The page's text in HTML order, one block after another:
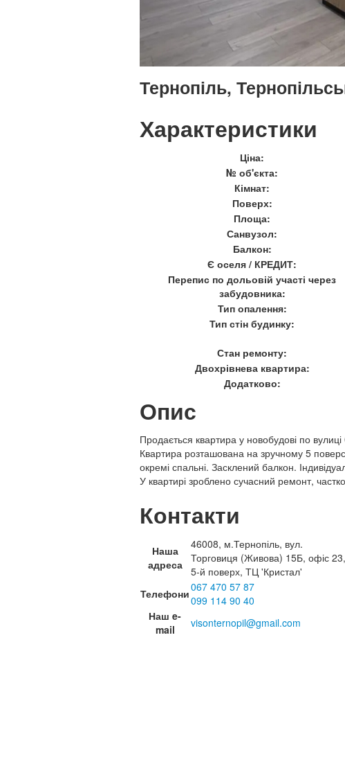
Тернопіль,
Характеристики
Ціна:
№ об'єкта:
Кімнат:
Поверх:
Площа:
Санвузол:
Балкон:
Є оселя / КРЕДИТ:
Перепис по дольовій участі через
забудовника:
Тип опалення:
Тип стін будинку:
Стан ремонту:
Двохрівнева квартира:
Додатково:
Опис
Продається квартира у новобудові по
Квартира розташована на зручному 5
окремі спальні. Засклений балкон.
У квартирі зроблено сучасний ремонт,
Контакти
Наша
адреса
46008, м.Тернопіль, вул.
Торговиця (Живова) 15Б, офіс 23,
5-й поверх, ТЦ 'Кристал'
Телефони067 470 57 87
099 114 90 40
Наш e-
mail
visonternopil@gmail.com